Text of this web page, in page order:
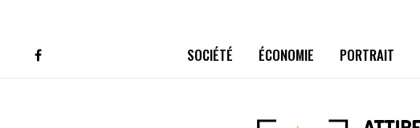
SOCIÉTÉ ÉCONOMIE PORTRAIT